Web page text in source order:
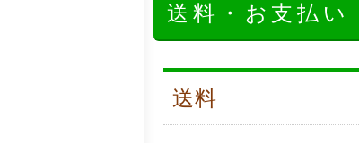
送料・お支払い
送料